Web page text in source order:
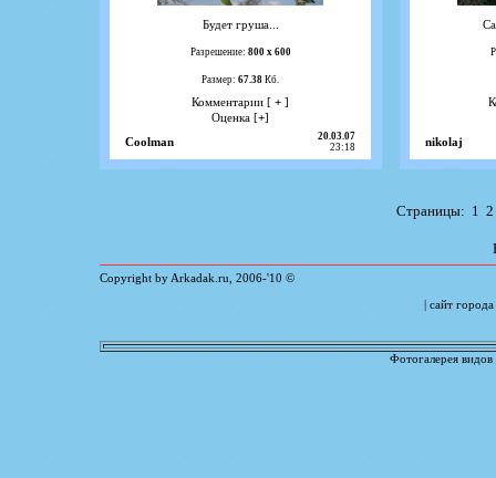
Будет груша...
Разрешение: 800 х 600
Размер: 67.38 Кб.
Комментарии [ + ]
Оценка [+]
Coolman
20.03.07
23:18
nikolaj
Страницы: 1 2
Copyright by Arkadak.ru, 2006-'10 ©
| сайт города
Фотогалерея видов